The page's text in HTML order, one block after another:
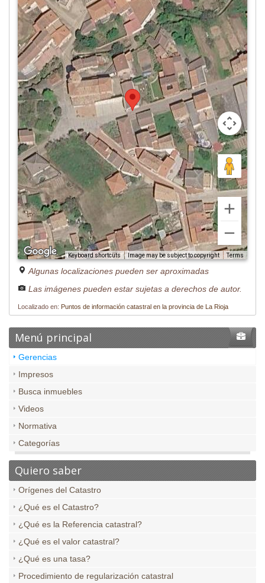
Keyboard shortcuts Image may be subject to copyright Terms
Algunas localizaciones pueden ser aproximadas
Las imágenes pueden estar sujetas a derechos de autor.
Localizado en: Puntos de información catastral en la provincia de La Rioja
Menú principal
Gerencias
Impresos
Busca inmuebles
Videos
Normativa
Categorías
Quiero saber
Orígenes del Catastro
¿Qué es el Catastro?
¿Qué es la Referencia catastral?
¿Qué es el valor catastral?
¿Qué es una tasa?
Procedimiento de regularización catastral